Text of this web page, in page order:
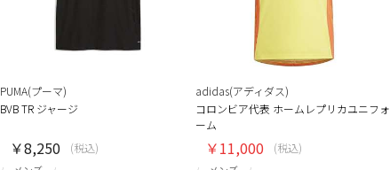
PUMA(プーマ)
BVB TR ジャージ
￥8,250 (税込)
adidas(アディダス)
コロンビア代表 ホームレプリカユニフォ
ーム
￥11,000 (税込)